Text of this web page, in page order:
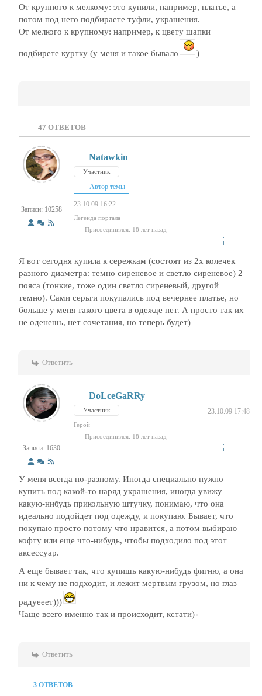
От крупного к мелкому: это купили, например, платье, а
потом под него подбираете туфли, украшения.
От мелкого к крупному: например, к цвету шапки
подбирете куртку (у меня и такое бывало )
47 ОТВЕТОВ
Записи: 10258
Natawkin
Участник
Автор темы
23.10.09 16:22
Легенда портала
Присоединился: 18 лет назад
Я вот сегодня купила к сережкам (состоят из 2х колечек
разного диаметра: темно сиреневое и светло сиреневое) 2
пояса (тонкие, тоже один светло сиреневый, другой
темно). Сами серьги покупались под вечернее платье, но
больше у меня такого цвета в одежде нет. А просто так их
не оденешь, нет сочетания, но теперь будет)
Ответить
Записи: 1630
DoLceGaRRy
Участник 23.10.09 17:48
Герой
Присоединился: 18 лет назад
У меня всегда по-разному. Иногда специально нужно
купить под какой-то наряд украшения, иногда увижу
какую-нибудь прикольную штучку, понимаю, что она
идеально подойдет под одежду, и покупаю. Бывает, что
покупаю просто потому что нравится, а потом выбираю
кофту или еще что-нибудь, чтобы подходило под этот
аксессуар.
А еще бывает так, что купишь какую-нибудь фигню, а она
ни к чему не подходит, и лежит мертвым грузом, но глаз
радуееет)))
Чаще всего именно так и происходит, кстати)
Ответить
3 ОТВЕТОВ